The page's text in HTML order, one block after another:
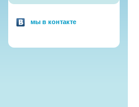
мы в контакте